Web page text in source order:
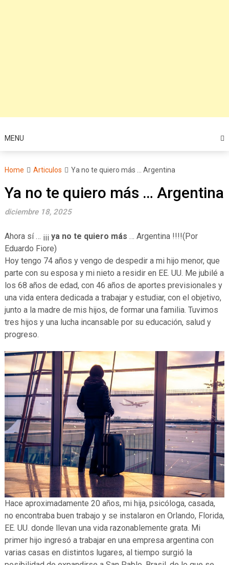
MENU
Home Articulos Ya no te quiero más … Argentina
Ya no te quiero más … Argentina
diciembre 18, 2025
Ahora sí … ¡¡¡ ya no te quiero más … Argentina !!!!(Por
Eduardo Fiore)
Hoy tengo 74 años y vengo de despedir a mi hijo menor, que
parte con su esposa y mi nieto a residir en EE. UU. Me jubilé a
los 68 años de edad, con 46 años de aportes previsionales y
una vida entera dedicada a trabajar y estudiar, con el objetivo,
junto a la madre de mis hijos, de formar una familia. Tuvimos
tres hijos y una lucha incansable por su educación, salud y
progreso.
Hace aproximadamente 20 años, mi hija, psicóloga, casada,
no encontraba buen trabajo y se instalaron en Orlando, Florida,
EE. UU. donde llevan una vida razonablemente grata. Mi
primer hijo ingresó a trabajar en una empresa argentina con
varias casas en distintos lugares, al tiempo surgió la